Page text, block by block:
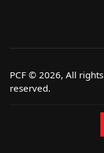
PCF © 2026, All rights
reserved.